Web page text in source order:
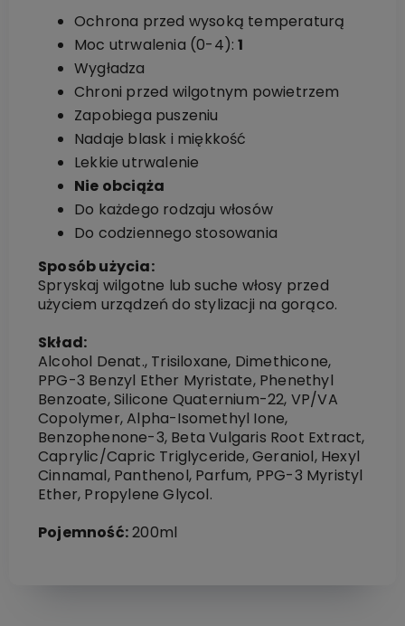
Ochrona przed wysoką temperaturą
Moc utrwalenia (0-4):1
Wygładza
Chroni przed wilgotnym powietrzem
Zapobiega puszeniu
Nadaje blask i miękkość
Lekkie utrwalenie
Nie obciąża
Do każdego rodzaju włosów
Do codziennego stosowania
Sposób użycia:
Spryskaj wilgotne lub suche włosy przed
użyciem urządzeń do stylizacji na gorąco.
Skład:
Alcohol Denat., Trisiloxane, Dimethicone,
PPG-3 Benzyl Ether Myristate, Phenethyl
Benzoate, Silicone Quaternium-22, VP/VA
Copolymer, Alpha-Isomethyl Ione,
Benzophenone-3, Beta Vulgaris Root Extract,
Caprylic/Capric Triglyceride, Geraniol, Hexyl
Cinnamal, Panthenol, Parfum, PPG-3 Myristyl
Ether, Propylene Glycol.
Pojemność:200ml